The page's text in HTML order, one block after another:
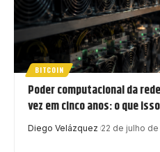
BITCOIN
Poder computacional da
vez em cinco anos: o que
Diego Velázquez 22 de julho